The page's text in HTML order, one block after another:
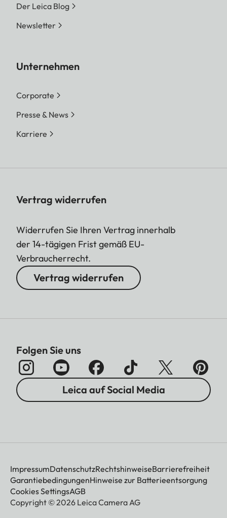
Der Leica Blog
Newsletter
Unternehmen
Corporate
Presse & News
Karriere
Vertrag widerrufen
Widerrufen Sie Ihren Vertrag innerhalb
der 14-tägigen Frist gemäß EU-
Verbraucherrecht.
Vertrag widerrufen
Folgen Sie uns
Leica auf Social Media
ImpressumDatenschutzRechtshinweiseBarrierefreiheit
GarantiebedingungenHinweise zur Batterieentsorgung
Cookies SettingsAGB
Copyright © 2026 Leica Camera AG